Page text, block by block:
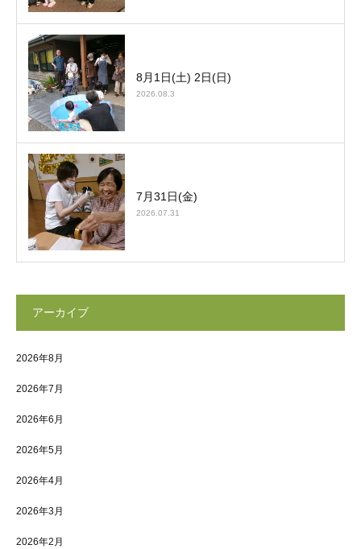
8月1日(土) 2日(日)
2026.08.3
7月31日(金)
2026.07.31
アーカイブ
2026年8月
2026年7月
2026年6月
2026年5月
2026年4月
2026年3月
2026年2月